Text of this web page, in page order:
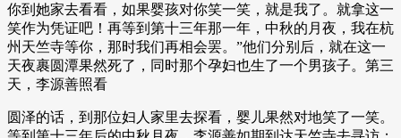
你到她家去看看，如果婴孩对你笑一笑，就是我了。就拿这一
笑作为凭证吧！再等到第十三年那一年，中秋的月夜，我在杭
州天竺寺等你，那时我们再相会罢。”他们分别后，就在这一
天夜裹圆潭果然死了，同时那个孕妇也生了一个男孩子。第三
天，李源善照看
圆泽的话，到那位妇人家里去探看，婴儿果然对地笑了一笑。